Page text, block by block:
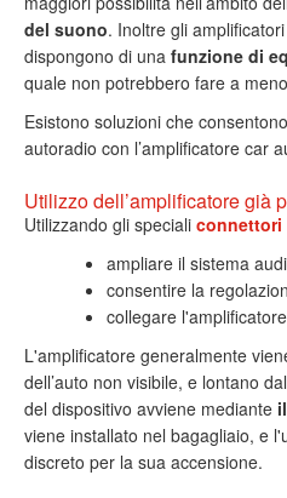
del suono. Inoltre gli
dispongono di una funzione di
quale non potrebbero fare a
Esistono soluzioni che
autoradio con l’amplificatore car
Utilizzo dell’amplificatore già
Utilizzando gli speciali connettori
ampliare il sistema
consentire la
collegare
L'amplificatore generalmente
dell’auto non visibile, e lontano
del dispositivo avviene mediante
viene installato nel bagagliaio, e
discreto per la sua accensione.